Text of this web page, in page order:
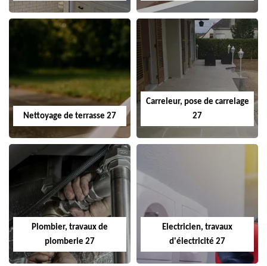
Nettoyage de terrasse 27
Carreleur, pose de carrelage
27
Plombier, travaux de
plomberie 27
Electricien, travaux
d'électricité 27